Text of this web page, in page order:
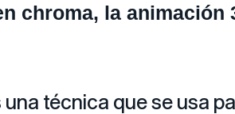
chroma, la animación
una técnica que se usa